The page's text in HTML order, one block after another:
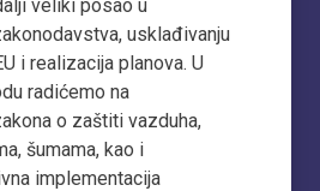
veliki posao u
usklađivanju
i realizacija planova. U
radićemo na
o zaštiti vazduha,
šumama, kao i
implementacija